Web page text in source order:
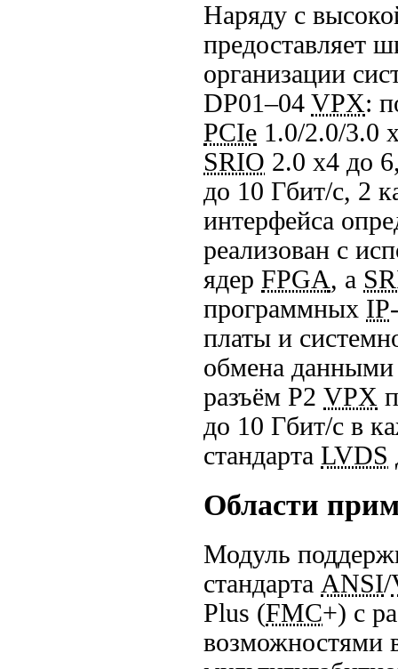
Наряду с
предоставляет
организации
DP01–04 VPX:
PCIe 1.0/2.0/3.0
SRIO 2.0 x4 до
до 10 Гбит/c, 2
интерфейса
реализован с
ядер FPGA, а
программных IP
платы и
обмена данными
разъём P2 VPX
до 10 Гбит/с в
стандарта LVDS
Области
Модуль
стандарта ANSI/
Plus (FMC+) с
возможностями